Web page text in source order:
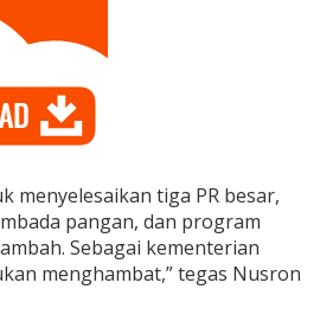
menyelesaikan tiga PR besar,
pangan, dan program
Sebagai kementerian
menghambat,” tegas Nusron